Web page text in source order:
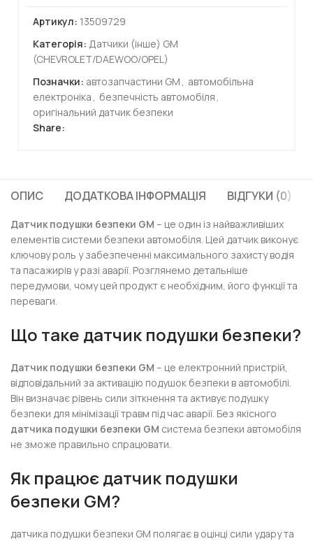
Артикул: 13509729
Категорія: Датчики (інше) GM
(CHEVROLET/DAEWOO/OPEL)
Позначки: автозапчастини GM , автомобільна
електроніка , безпечність автомобіля ,
оригінальний датчик безпеки
Share:
ОПИС ДОДАТКОВА ІНФОРМАЦІЯ ВІДГУКИ (0)
Датчик подушки безпеки GM – це один із найважливіших
елементів системи безпеки автомобіля. Цей датчик виконує
ключову роль у забезпеченні максимального захисту водія
та пасажирів у разі аварії. Розглянемо детальніше
передумови, чому цей продукт є необхідним, його функції та
переваги.
Що таке датчик подушки безпеки?
Датчик подушки безпеки GM – це електронний пристрій,
відповідальний за активацію подушок безпеки в автомобілі.
Він визначає рівень сили зіткнення та активує подушку
безпеки для мінімізації травм під час аварії. Без якісного
датчика подушки безпеки GM система безпеки автомобіля
не зможе правильно спрацювати.
Як працює датчик подушки
безпеки GM?
датчика подушки безпеки GM полягає в оцінці сили удару та